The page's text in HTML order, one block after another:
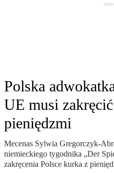
Polska
UE musi
pieniędzmi
Mecenas Sylwia Gregorczyk-
niemieckiego tygodnika „Der
zakręcenia Polsce kurka z